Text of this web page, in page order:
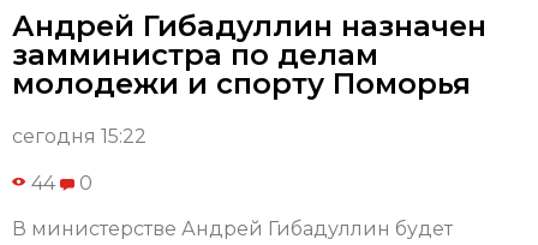
Андрей Гибадуллин назначен
замминистра по делам
молодежи и спорту Поморья
сегодня 15:22
44 0
В министерстве Андрей Гибадуллин будет